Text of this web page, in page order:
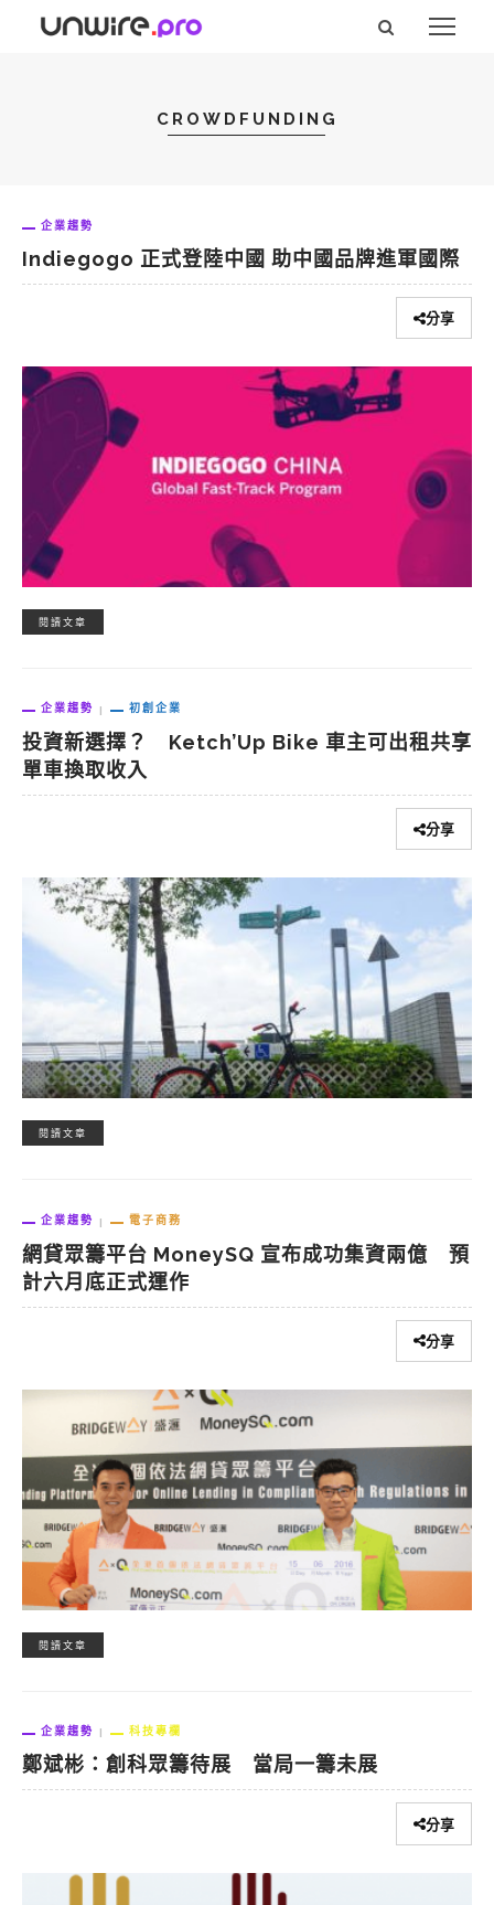
CROWDFUNDING
企業趨勢
Indiegogo 正式登陸中國 助中國品牌進軍國際
分享
閱讀文章
企業趨勢 初創企業
投資新選擇？ Ketch’Up Bike 車主可出租共享
單車換取收入
分享
閱讀文章
企業趨勢 電子商務
網貸眾籌平台 MoneySQ 宣布成功集資兩億 預
計六月底正式運作
分享
閱讀文章
企業趨勢 科技專欄
鄭斌彬：創科眾籌待展 當局一籌未展
分享